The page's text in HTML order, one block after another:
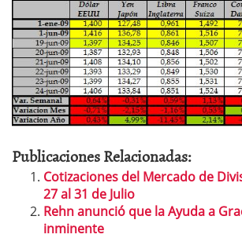
Publicaciones Relacionadas:
Cotizaciones del Mercado de
27 al 31 de Julio
Rehn anunció que la Ayuda a
inminente